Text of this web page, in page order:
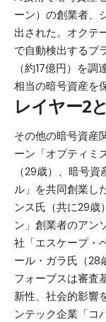
ーン）の創業者、
出された。オクテ
で自動検出するプ
（約17億円）を
相当の暗号資産を
レイヤー2
その他の暗号資産
ーン「オプティミ
（29歳）、暗号
ル」を共同創業し
ンス氏（共に29歳
ン」創業者のアン
社「エスケープ・
ール・ガラ氏（28
フォーブスは審査
新性、社会的影響
ンテック企業「コ